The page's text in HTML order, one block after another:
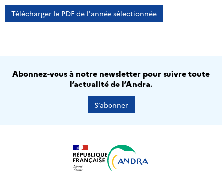
Télécharger le PDF de l'année sélectionnée
Abonnez-vous à notre newsletter pour suivre toute
l’actualité de l’Andra.
S’abonner